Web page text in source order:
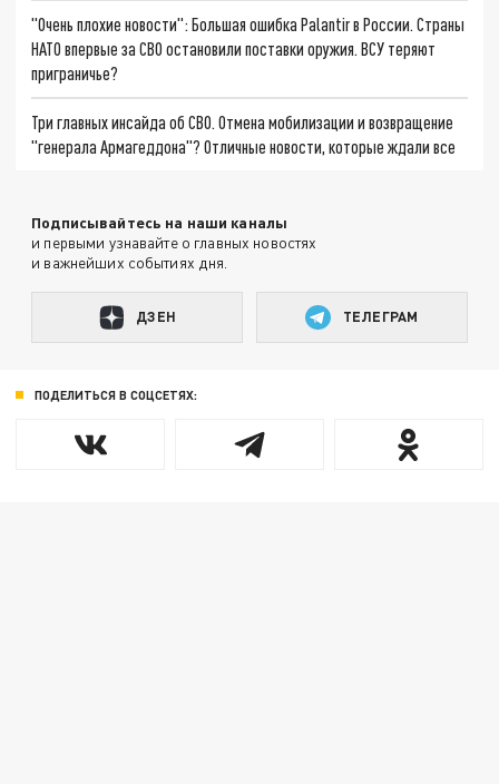
"Очень плохие новости": Большая ошибка Palantir в России. Страны
НАТО впервые за СВО остановили поставки оружия. ВСУ теряют
приграничье?
Три главных инсайда об СВО. Отмена мобилизации и возвращение
"генерала Армагеддона"? Отличные новости, которые ждали все
Подписывайтесь на наши каналы
и первыми узнавайте о главных новостях
и важнейших событиях дня.
ДЗЕН ТЕЛЕГРАМ
ПОДЕЛИТЬСЯ В СОЦСЕТЯХ: